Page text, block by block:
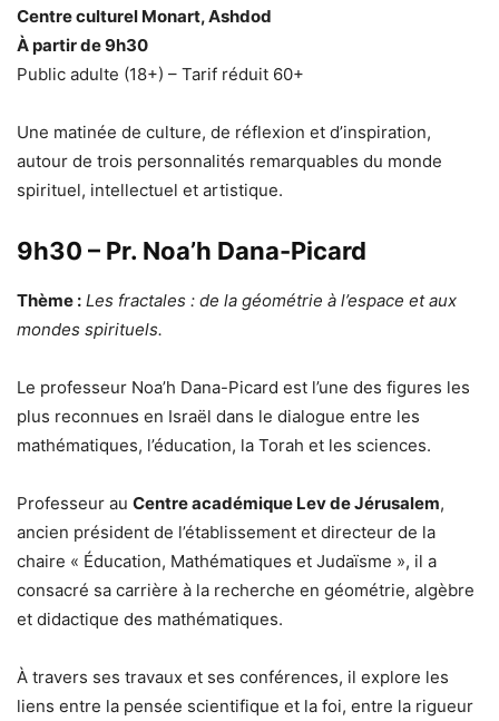
Centre culturel Monart, Ashdod
À partir de 9h30
Public adulte (18+) – Tarif réduit 60+
Une matinée de culture, de réflexion et d’inspiration,
autour de trois personnalités remarquables du monde
spirituel, intellectuel et artistique.
9h30 – Pr. Noa’h Dana-Picard
Thème : Les fractales : de la géométrie à l’espace et aux
mondes spirituels.
Le professeur Noa’h Dana-Picard est l’une des figures les
plus reconnues en Israël dans le dialogue entre les
mathématiques, l’éducation, la Torah et les sciences.
Professeur au Centre académique Lev de Jérusalem,
ancien président de l’établissement et directeur de la
chaire « Éducation, Mathématiques et Judaïsme », il a
consacré sa carrière à la recherche en géométrie, algèbre
et didactique des mathématiques.
À travers ses travaux et ses conférences, il explore les
liens entre la pensée scientifique et la foi, entre la rigueur